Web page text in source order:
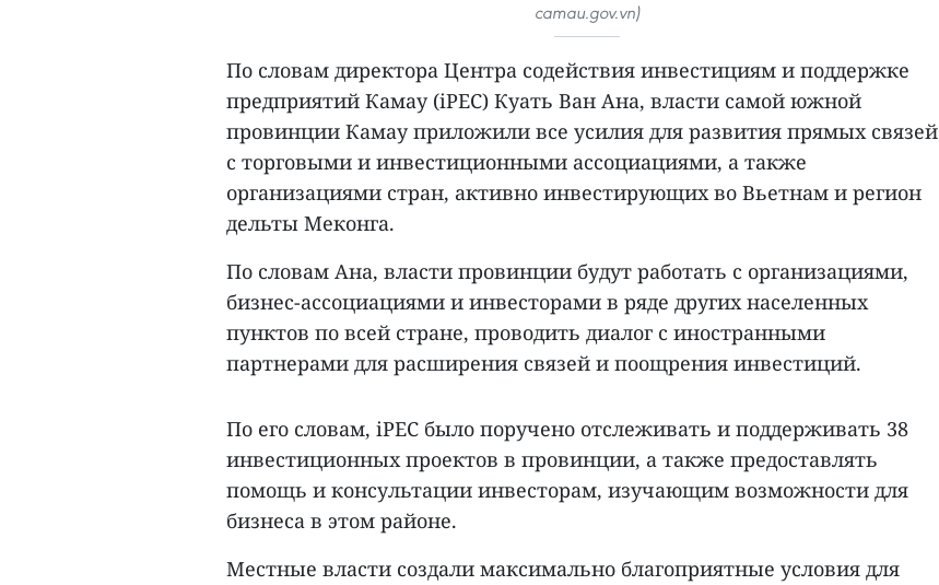
camau.gov.vn)
По словам директора Центра содействия инвестициям и поддержке
предприятий Камау (iPEC) Куать Ван Ана, власти самой южной
провинции Камау приложили все усилия для развития прямых связей
с торговыми и инвестиционными ассоциациями, а также
организациями стран, активно инвестирующих во Вьетнам и регион
дельты Меконга.
По словам Ана, власти провинции будут работать с организациями,
бизнес-ассоциациями и инвесторами в ряде других населенных
пунктов по всей стране, проводить диалог с иностранными
партнерами для расширения связей и поощрения инвестиций.
По его словам, iPEC было поручено отслеживать и поддерживать 38
инвестиционных проектов в провинции, а также предоставлять
помощь и консультации инвесторам, изучающим возможности для
бизнеса в этом районе.
Местные власти создали максимально благоприятные условия для